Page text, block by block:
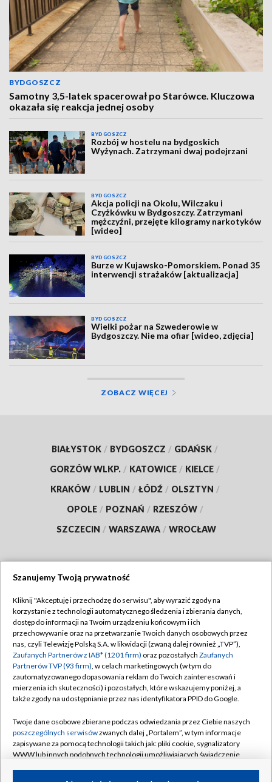
BYDGOSZCZ
Samotny 3,5-latek spacerował po Starówce. Kluczowa
okazała się reakcja jednej osoby
BYDGOSZCZ
Rozbój w hostelu na bydgoskich
Wyżynach. Zatrzymani dwaj podejrzani
BYDGOSZCZ
Akcja policji na Okolu, Wilczaku i
Czyżkówku w Bydgoszczy. Zatrzymani
mężczyźni, przejęte kilogramy narkotyków
[wideo]
BYDGOSZCZ
Burze w Kujawsko-Pomorskiem. Ponad 35
interwencji strażaków [aktualizacja]
BYDGOSZCZ
Wielki pożar na Szwederowie w
Bydgoszczy. Nie ma ofiar [wideo, zdjęcia]
ZOBACZ WIĘCEJ
BIAŁYSTOK / BYDGOSZCZ / GDAŃSK /
GORZÓW WLKP. / KATOWICE / KIELCE /
KRAKÓW / LUBLIN / ŁÓDŹ / OLSZTYN /
OPOLE / POZNAŃ / RZESZÓW /
SZCZECIN / WARSZAWA / WROCŁAW
TVP
Abonament TVP
Emisja w TVP
Centrum informacji TVP
Naziemna Telewizja Cyfrowa
Rada Programowa
System NOS
Informacje o nadawcy
Regulamin TVP
Polityka prywatności
Moje zgody
Pomoc
Kontakt
Kanały
Szanujemy Twoją prywatność
Kliknij "Akceptuję i przechodzę do serwisu", aby wyrazić zgody na
korzystanie z technologii automatycznego śledzenia i zbierania danych,
dostęp do informacji na Twoim urządzeniu końcowym i ich
przechowywanie oraz na przetwarzanie Twoich danych osobowych przez
nas, czyli Telewizję Polską S.A. w likwidacji (zwaną dalej również „TVP”),
Zaufanych Partnerów z IAB* (1201 firm) oraz pozostałych Zaufanych
Partnerów TVP (93 firm), w celach marketingowych (w tym do
zautomatyzowanego dopasowania reklam do Twoich zainteresowań i
mierzenia ich skuteczności) i pozostałych, które wskazujemy poniżej, a
także zgody na udostępnianie przez nas identyfikatora PPID do Google.
Twoje dane osobowe zbierane podczas odwiedzania przez Ciebie naszych
poszczególnych serwisówzwanych dalej „Portalem”, w tym informacje
zapisywane za pomocą technologii takich jak: pliki cookie, sygnalizatory
WWW lub innych podobnych technologii umożliwiających świadczenie